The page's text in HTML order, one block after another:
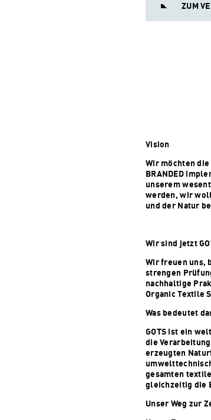
ZUM
Vision
Wir möchten die
BRANDED
unserem
werden, wir
und der Natur
Wir sind jetzt
Wir freuen uns,
strengen
nachhaltige
Organic Textile
Was bedeutet
GOTS ist ein
die
erzeugten
gesamten
gleichzeitig die
Unser Weg zur